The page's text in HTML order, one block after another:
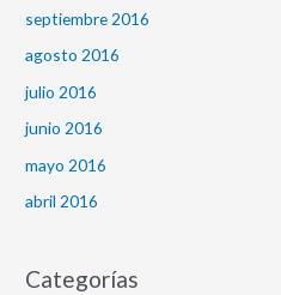
septiembre 2016
agosto 2016
julio 2016
junio 2016
mayo 2016
abril 2016
Categorías